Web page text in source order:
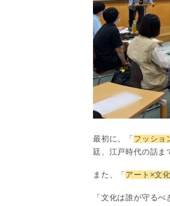
最初に、「 フッショ
廷、江戸時代の話ま
また、「 アート×文化
「文化は誰が守る